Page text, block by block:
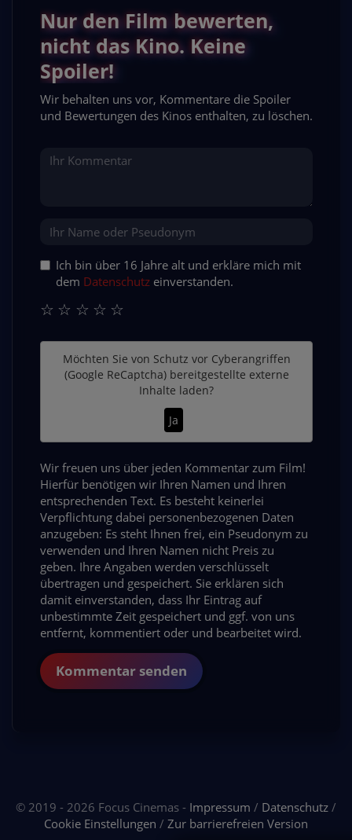
Nur den Film bewerten,
nicht das Kino. Keine
Spoiler!
Wir behalten uns vor, Kommentare die Spoiler
und Bewertungen des Kinos enthalten, zu löschen.
Ich bin über 16 Jahre alt und erkläre mich mit
dem Datenschutz einverstanden.
☆
☆
☆
☆
☆
Möchten Sie von Schutz vor Cyberangriffen
(Google ReCaptcha)bereitgestellte externe
Inhalte laden?
Ja
Wir freuen uns über jeden Kommentar zum Film!
Hierfür benötigen wir Ihren Namen und Ihren
entsprechenden Text. Es besteht keinerlei
Verpflichtung dabei personenbezogenen Daten
anzugeben: Es steht Ihnen frei, ein Pseudonym zu
verwenden und Ihren Namen nicht Preis zu
geben. Ihre Angaben werden verschlüsselt
übertragen und gespeichert. Sie erklären sich
damit einverstanden, dass Ihr Eintrag auf
unbestimmte Zeit gespeichert und ggf. von uns
entfernt, kommentiert oder und bearbeitet wird.
Kommentar senden
© 2019 - 2026 Focus Cinemas - Impressum / Datenschutz /
Cookie Einstellungen / Zur barrierefreien Version